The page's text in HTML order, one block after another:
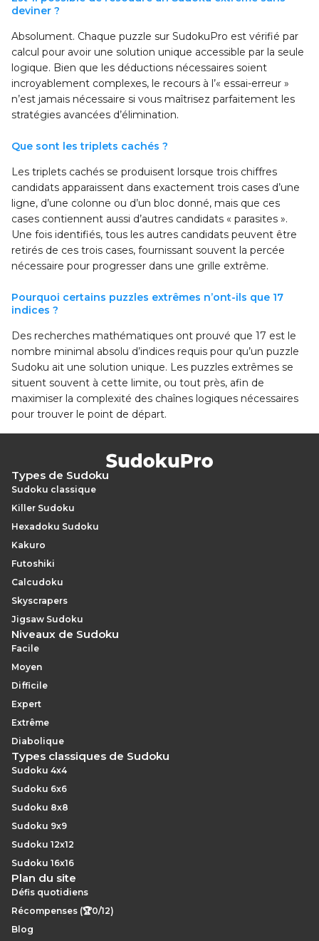
deviner ?
Absolument. Chaque puzzle sur SudokuPro est vérifié par
calcul pour avoir une solution unique accessible par la seule
logique. Bien que les déductions nécessaires soient
incroyablement complexes, le recours à l’« essai-erreur »
n’est jamais nécessaire si vous maîtrisez parfaitement les
stratégies avancées d’élimination.
Que sont les triplets cachés ?
Les triplets cachés se produisent lorsque trois chiffres
candidats apparaissent dans exactement trois cases d’une
ligne, d’une colonne ou d’un bloc donné, mais que ces
cases contiennent aussi d’autres candidats « parasites ».
Une fois identifiés, tous les autres candidats peuvent être
retirés de ces trois cases, fournissant souvent la percée
nécessaire pour progresser dans une grille extrême.
Pourquoi certains puzzles extrêmes n’ont-ils que 17
indices ?
Des recherches mathématiques ont prouvé que 17 est le
nombre minimal absolu d’indices requis pour qu’un puzzle
Sudoku ait une solution unique. Les puzzles extrêmes se
situent souvent à cette limite, ou tout près, afin de
maximiser la complexité des chaînes logiques nécessaires
pour trouver le point de départ.
Types de Sudoku
Sudoku classique
Killer Sudoku
Hexadoku Sudoku
Kakuro
Futoshiki
Calcudoku
Skyscrapers
Jigsaw Sudoku
Niveaux de Sudoku
Facile
Moyen
Difficile
Expert
Extrême
Diabolique
Types classiques de Sudoku
Sudoku 4x4
Sudoku 6x6
Sudoku 8x8
Sudoku 9x9
Sudoku 12x12
Sudoku 16x16
Plan du site
Défis quotidiens
Récompenses (🏆0/12)
Blog